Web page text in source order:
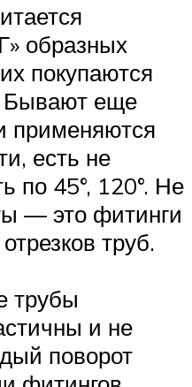
образных
покупаются
Бывают еще
применяются
есть не
по 45°, 120°. Не
— это фитинги
труб.
трубы
и не
поворот